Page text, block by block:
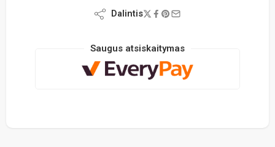
Dalintis
Saugus atsiskaitymas